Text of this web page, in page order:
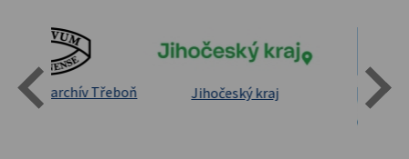
Státní oblastní archív Třeboň Jihočeský kraj